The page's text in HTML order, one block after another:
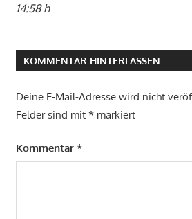
14:58 h
KOMMENTAR HINTERLASSEN
Deine E-Mail-Adresse wird nicht
Felder sind mit *markiert
Kommentar *